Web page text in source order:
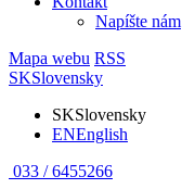
Napíšte nám
Mapa webu RSS
SKSlovensky
SKSlovensky
ENEnglish
033 / 6455266